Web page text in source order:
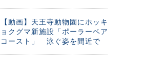
【動画】天王寺動物園にホッキ
ョクグマ新施設「ポーラーベア
コースト」 泳ぐ姿を間近で